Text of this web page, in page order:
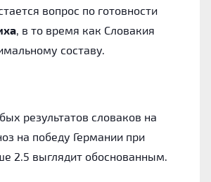
вопрос по готовности
, в то время как Словакия
составу.
результатов словаков на
на победу Германии при
2.5 выглядит обоснованным.